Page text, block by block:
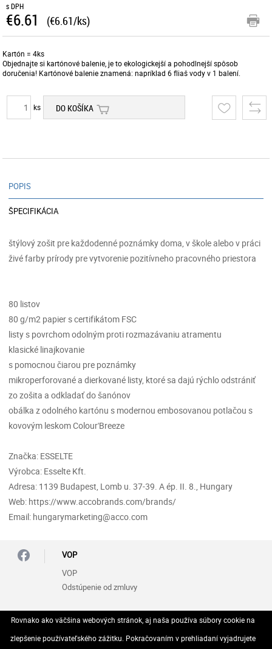
s DPH
€6.61 (€6.61/ks)
Kartón = 4ks
Objednajte si kartónové balenie, je to ekologickejší a pohodlnejší spôsob
doručenia! Kartónové balenie znamená: napríklad 6 fliaš vody v 1 balení.
ks DO KOŠÍKA
POPIS
ŠPECIFIKÁCIA
štýlový zošit pre každodenné poznámky doma, v škole alebo v práci
živé farby prírody pre vytvorenie pozitívneho pracovného priestora
80 listov
80 g/m2 papier s certifikátom FSC
listy s povrchom odolným proti rozmazávaniu atramentu
klasické linajkovanie
s pomocnou čiarou pre poznámky
mikroperforované a dierkované listy, ktoré sa dajú rýchlo odstrániť
zo zošita a odkladať do šanónov
obálka z odolného kartónu s modernou embosovanou potlačou s
kovovým leskom Colour'Breeze
Značka: ESSELTE
Výrobca: Esselte Kft.
Adresa: 1139 Budapest, Lomb u. 37-39. A ép. II. 8., Hungary
Web: https://www.accobrands.com/brands/
Email: hungarymarketing@acco.com
VOP
VOP
Odstúpenie od zmluvy
Zásady ochrany osobných údajov (GDPR)
Vyhlásenie o ochrane osobných údajov
Rovnako ako väčšina webových stránok, aj naša používa súbory cookie na
zlepšenie používateľského zážitku. Pokračovaním v prehliadaní vyjadrujete